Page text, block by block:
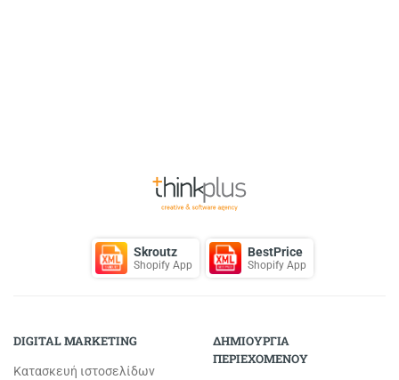
Skroutz
Shopify App
BestPrice
Shopify App
DIGITAL MARKETING
Κατασκευή ιστοσελίδων
ΔΗΜΙΟΥΡΓΙΑ
ΠΕΡΙΕΧΟΜΕΝΟΥ